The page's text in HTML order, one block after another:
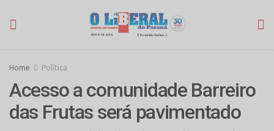
Home Política
Acesso a comunidade Barreiro
das Frutas será pavimentado